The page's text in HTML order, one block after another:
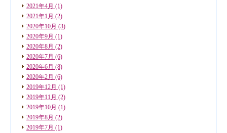
2021年4月 (1)
2021年1月 (2)
2020年10月 (3)
2020年9月 (1)
2020年8月 (2)
2020年7月 (6)
2020年6月 (8)
2020年2月 (6)
2019年12月 (1)
2019年11月 (2)
2019年10月 (1)
2019年8月 (2)
2019年7月 (1)